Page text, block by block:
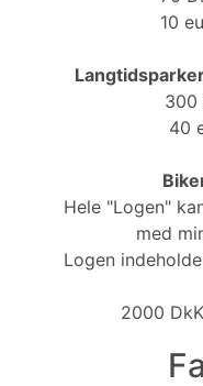
10
300
40
Hele "Logen"
med
Logen
2000